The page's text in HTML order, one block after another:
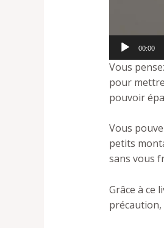
00:00
Vous
pour
pouvoir
Vous
petits
sans vous
Grâce à ce
précaution,